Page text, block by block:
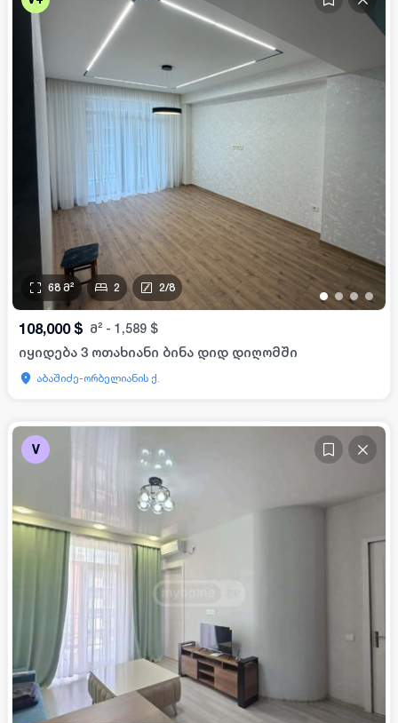
•• • •
68 მ² 2 2/8
108,000 $ მ² - 1,589 $
იყიდება 3 ოთახიანი ბინა დიდ დიღომში
აბაშიძე-ორბელიანის ქ.
V